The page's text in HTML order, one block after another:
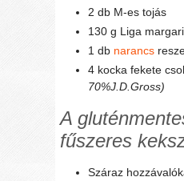
2 db M-es tojás
130 g Liga
1 db narancs
4 kocka fekete
70%J.D.Gross)
A
fűszeres
Száraz